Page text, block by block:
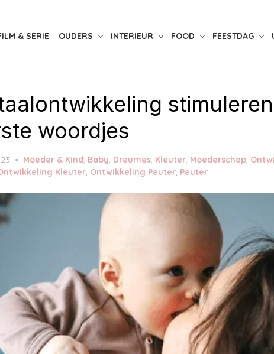
& SERIE OUDERS INTERIEUR FOOD FEESTDAG
stimuleren |
woordjes
Moeder & Kind Baby Dreumes Kleuter Moederschap
Kleuter, Ontwikkeling Peuter, Peuter